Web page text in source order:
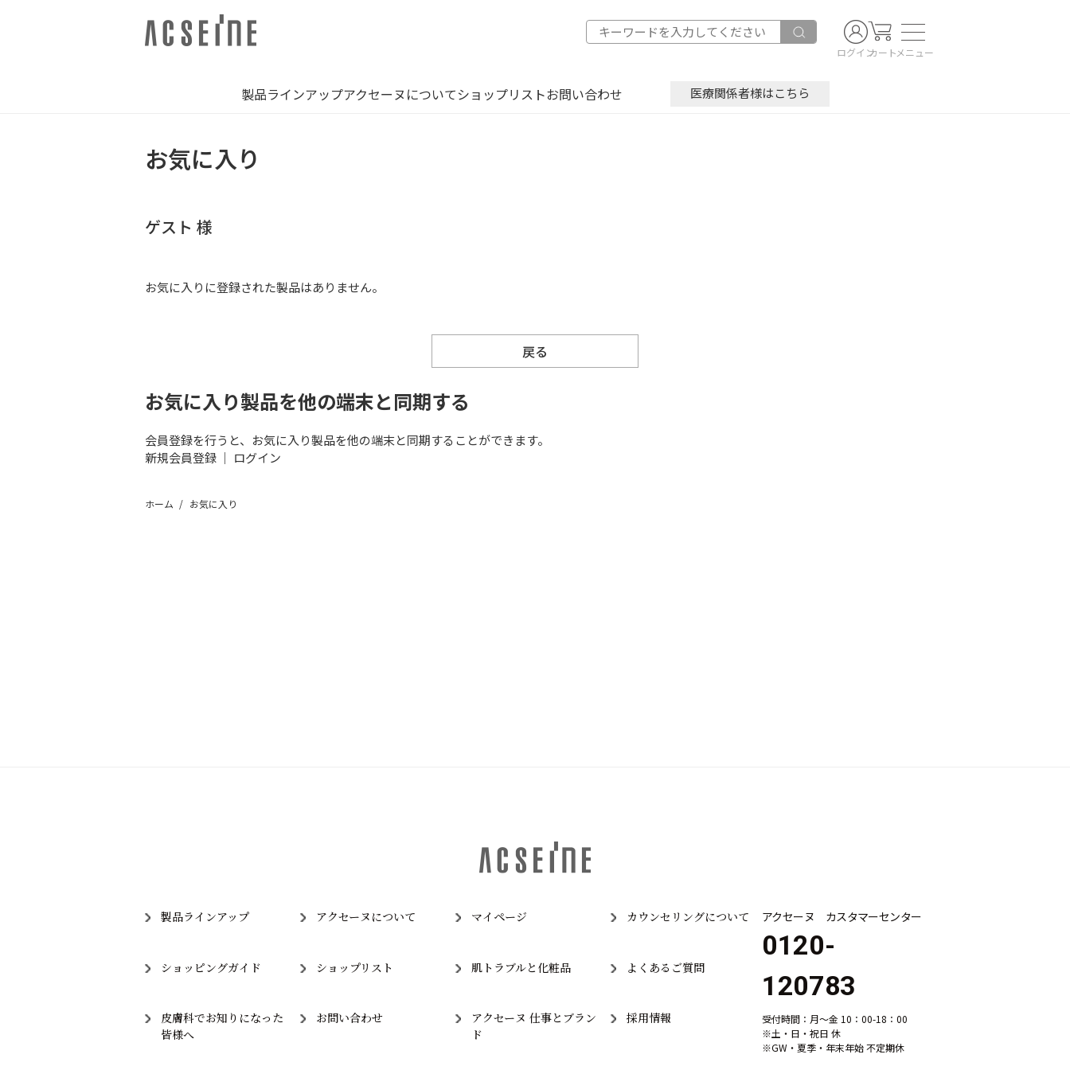
ログインカートメニュー
製品ラインアップアクセーヌについてショップリストお問い合わせ 医療関係者様はこちら
お気に入り
ゲスト 様
お気に入りに登録された製品はありません。
戻る
お気に入り製品を他の端末と同期する
会員登録を行うと、お気に入り製品を他の端末と同期することができます。
新規会員登録 ｜ ログイン
ホーム お気に入り
製品ラインアップ アクセーヌについて マイページ カウンセリングについて
ショッピングガイド ショップリスト 肌トラブルと化粧品 よくあるご質問
皮膚科でお知りになった
皆様へ
お問い合わせ
アクセーヌ 仕事とブラン
ド
採用情報
アクセーヌ カスタマーセンター
0120-
120783
受付時間：月～金 10：00-18：00
※土・日・祝日 休
※GW・夏季・年末年始 不定期休